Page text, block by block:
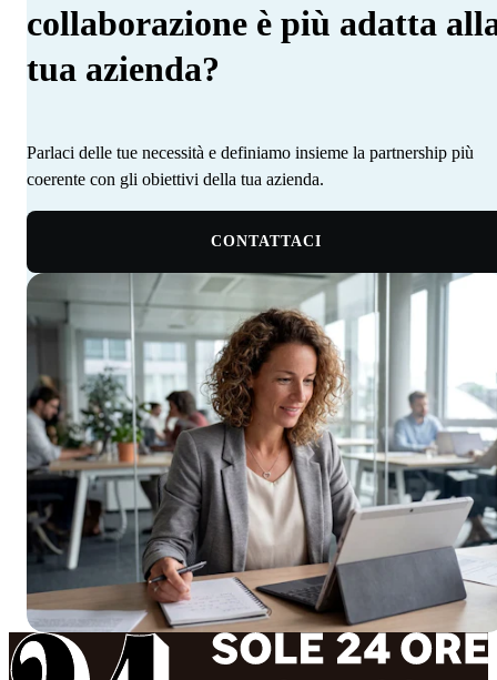
collaborazione è più adatta
tua azienda?
Parlaci delle tue necessità e definiamo insieme la partnership più
coerente con gli obiettivi della tua azienda. ‍ ‍‍ ‍​​​​‌ ‍ ​‍​‍‌‍ ‌ ​‍‌‍‍‌‌‍‌ ‌‍‍‌‌‍ ‍​‍​‍​ ‍‍​‍​‍‌‍‌​‌‍​‌‌ ‌​‌‍ ‌‍​ ‌‍ ‌‌ ​ ​‍ ‍‌‍​ ‌‍ ‌‍ ‌​‍​‍​‍ ​​‍​‍‌‍‍​‌ ​‍‌‍‌‌‌‍‌‍​‍​‍​ ‍‍​‍​‍‌‍‍​‌ ‌​‌ ‌​‌ ​​‌ ​ ​ ‍‍​‍ ​‍ ‌‍​ ‌‍ ‌‌ ​ ​‍ ‍‌‍‍‌‌‍ ‍‌ ‌​‌‍‌‌‌ ​‍‌‍ ‍‌‍​‌‌‍ ​​‍ ‍​ ​‍​ ‌​‌‍ ‌ ​‍‌‍‌‌‌‍​‍‌ ​ ​‍ ‍‌‍​ ‌‍ ‌‍ ‌​‍ ‌‍‌‌‌‍‌​‌‍‍‌‌ ‌​‌‍ ‌ ​‍​‍ ‌‍‍‌‌ ‌​‌‍‌‌‌‍ ‌‌‌ ‌ ‌​‌ ‍‌‌ ​​‌‍‌‌‌ ​ ​‍ ‌​​‍‌‍ ‍​ ​​​ ‌​‌‌‍​‌​ ​‌‌‍‍‌‌‍​‌‌​‌​ ‌‍‌‌​ ‌ ​ ‌ ‍‍‌ ‌‍‌‌​‌‌​ ‌‌‍‌‌​‌‍‌ ​‍‌‍ ‍‌​​‍‌ ‌ ​‍ ‌‍‍‌‌ ‌​‌‍‌‌‌‍ ‌‌ ​ ​‍ ‌​‍‍‌​ ‍‌ ‌ ‌‍‌‌‌​​‌​ ‌ ‌​‌​‌​​‌‌‌​ ​ ‌‌‌ ‌‌‌‍‍‍​ ​‍‌​‌ ‌‍ ‍‌ ​‍‌ ​‍‌ ‍‌‌‍​‌‌ ‌‍‌​ ‌‌‍‌ ​‍ ‌‍‌‌‌‍‌​‌‍‍‌‌ ‌​​‍​ ‌‍‌‍‌‍‍‌‌‍‌‌‌‍ ​‌‍‌​‌‌​​‌‍​‌‌ ‌​‌‍‍​​ ‌‌ ​ ‌ ‌‌‌‍​‍‌ ‌​‌‍‍‌‌ ‌​‌‍ ​‌‍‌‌​‍ ‍‌‍‍‌‌ ‌​​‍​‍‌
CONTATTACI